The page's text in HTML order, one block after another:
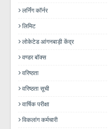
लर्निंग कॉर्नर
लिमिट
लोकेटेड आंगनबाड़ी केंद्र
वण्डर बॉक्स
वरिष्ठता
वरिष्ठता सूची
वार्षिक परीक्षा
विकलांग कर्मचारी